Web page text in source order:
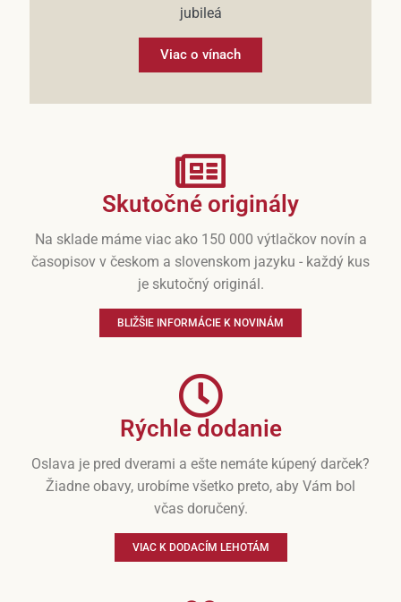
jubileá
Viac o vínach
Skutočné originály
Na sklade máme viac ako 150 000 výtlačkov novín a
časopisov v českom a slovenskom jazyku - každý kus
je skutočný originál.
BLIŽŠIE INFORMÁCIE K NOVINÁM
Rýchle dodanie
Oslava je pred dverami a ešte nemáte kúpený darček?
Žiadne obavy, urobíme všetko preto, aby Vám bol
včas doručený.
VIAC K DODACÍM LEHOTÁM